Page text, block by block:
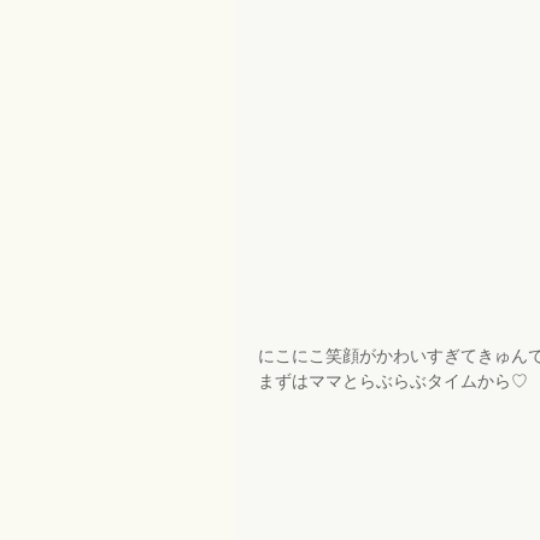
にこにこ笑顔がかわいすぎてきゅん
まずはママとらぶらぶタイムから♡